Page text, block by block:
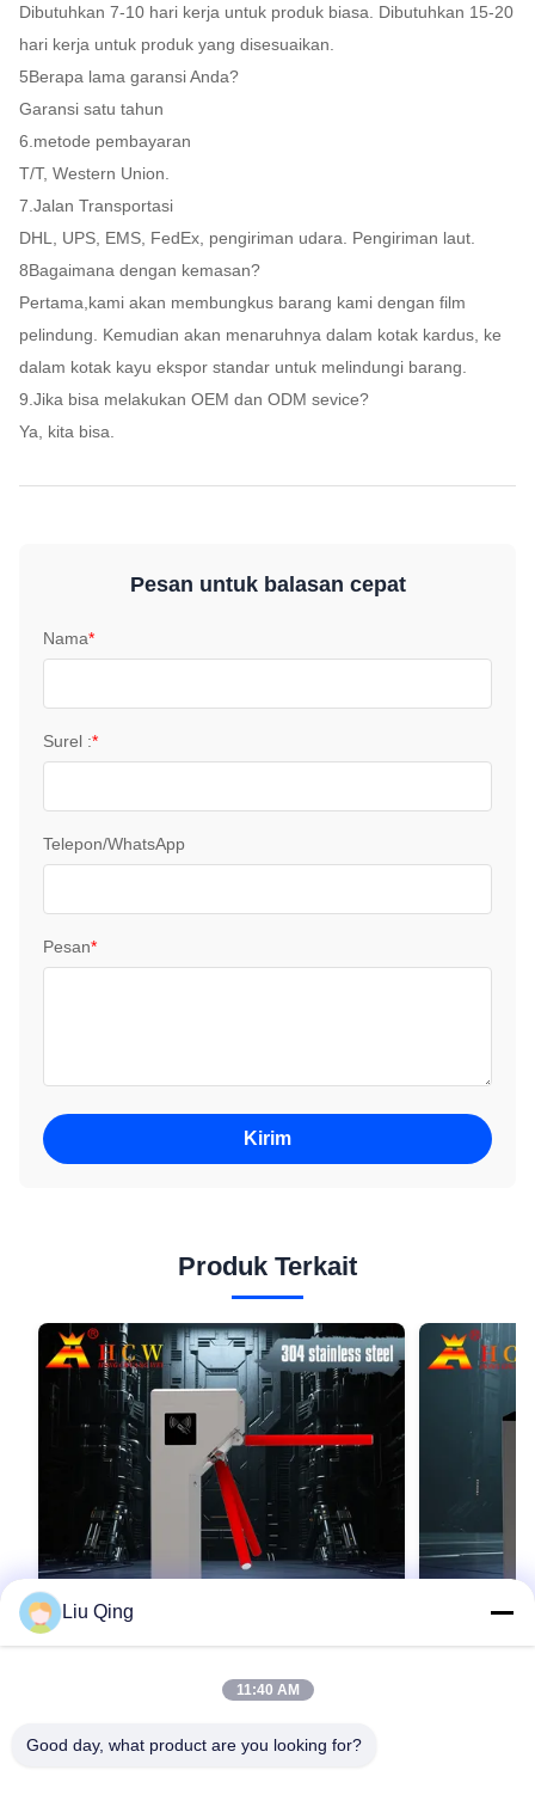
Dibutuhkan 7-10 hari kerja untuk produk biasa. Dibutuhkan 15-20
hari kerja untuk produk yang disesuaikan.
5Berapa lama garansi Anda?
Garansi satu tahun
6.metode pembayaran
T/T, Western Union.
7.Jalan Transportasi
DHL, UPS, EMS, FedEx, pengiriman udara. Pengiriman laut.
8Bagaimana dengan kemasan?
Pertama,kami akan membungkus barang kami dengan film
pelindung. Kemudian akan menaruhnya dalam kotak kardus, ke
dalam kotak kayu ekspor standar untuk melindungi barang.
9.Jika bisa melakukan OEM dan ODM sevice?
Ya, kita bisa.
Pesan untuk balasan cepat
Nama*
Surel :*
Telepon/WhatsApp
Pesan*
Kirim
Produk Terkait
Baja 304
Liu Qing
11:40 AM
Good day, what product are you looking for?